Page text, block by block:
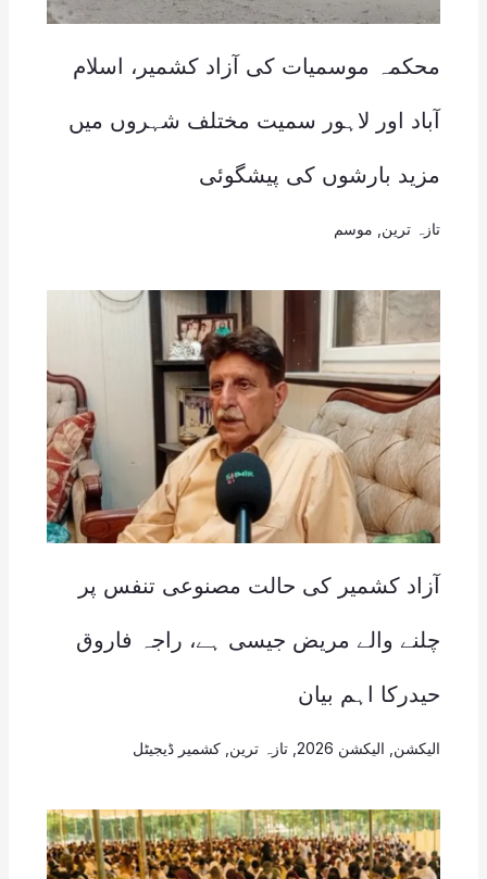
محکمہ موسمیات کی آزاد کشمیر، اسلام
آباد اور لاہور سمیت مختلف شہروں میں
مزید بارشوں کی پیشگوئی
تازہ ترین موسم
آزاد کشمیر کی حالت مصنوعی تنفس پر
چلنے والے مریض جیسی ہے، راجہ فاروق
حیدرکا اہم بیان
الیکشن الیکشن 2026 , تازہ ترین کشمیر ڈیجیٹل